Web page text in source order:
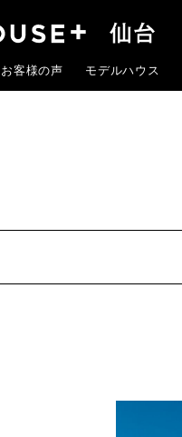
お客様の声 モデルハウス